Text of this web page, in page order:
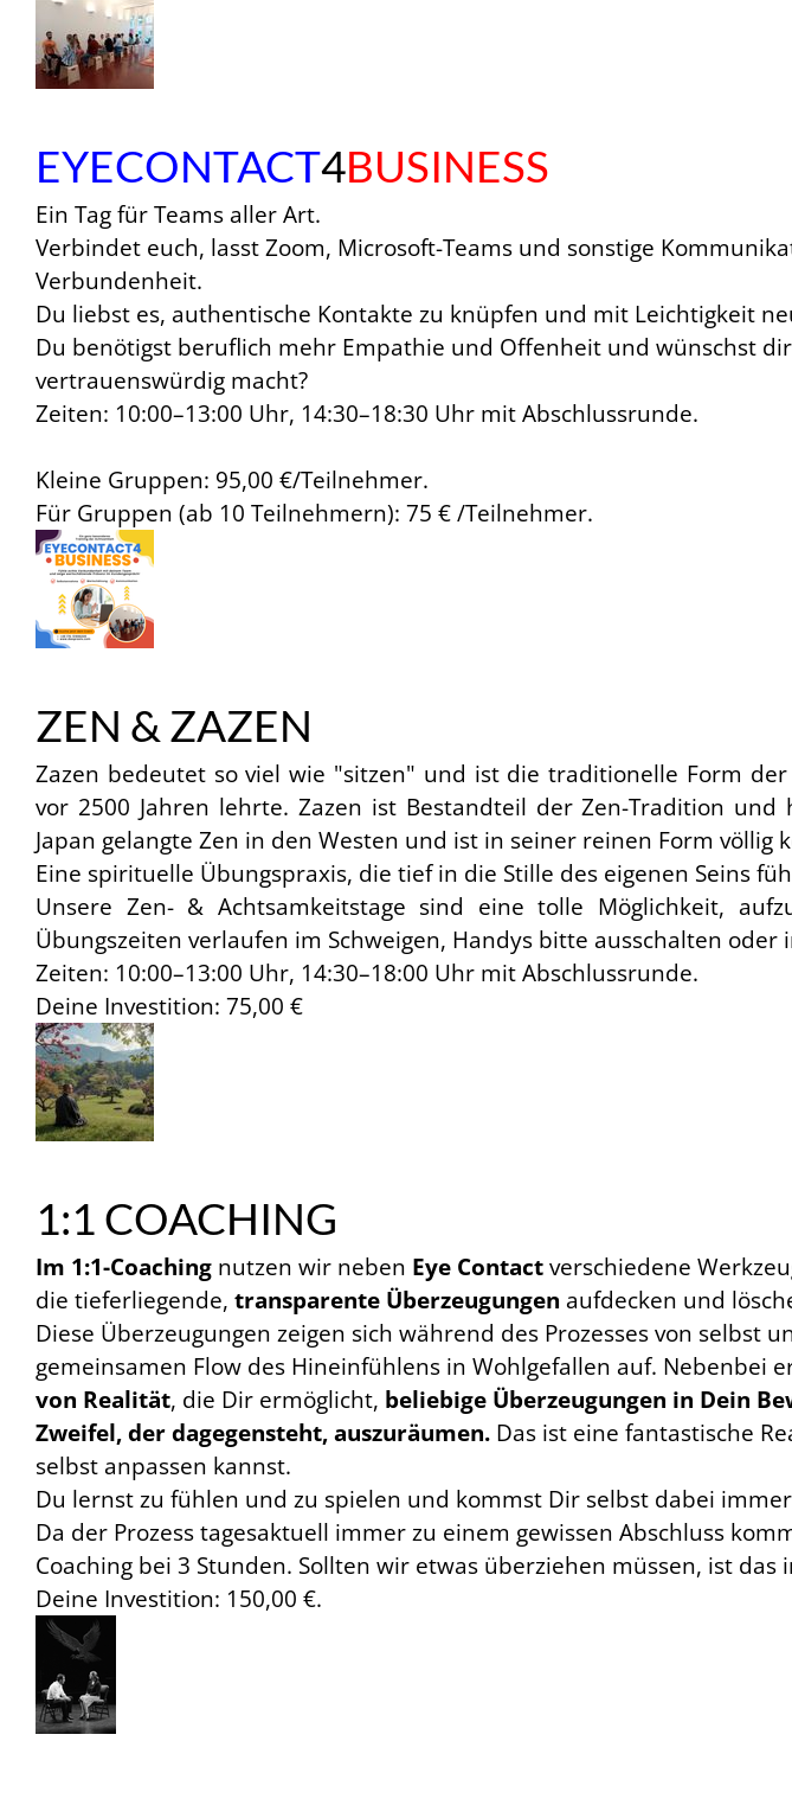
EYECONTACT4BUSINESS
Ein Tag für Teams aller Art.
Verbindet euch, lasst Zoom, Microsoft-Teams und sonstige
Verbundenheit.
Du liebst es, authentische Kontakte zu knüpfen und mit Leichtigkeit
Du benötigst beruflich mehr Empathie und Offenheit und wünschst
vertrauenswürdig macht?
Zeiten: 10:00–13:00 Uhr, 14:30–18:30 Uhr mit Abschlussrunde.
Kleine Gruppen: 95,00 €/Teilnehmer.
Für Gruppen (ab 10 Teilnehmern): 75 € /Teilnehmer.
ZEN & ZAZEN
Zazen bedeutet so viel wie "sitzen" und ist die traditionelle Form
vor 2500 Jahren lehrte. Zazen ist Bestandteil der Zen-Tradition
Japan gelangte Zen in den Westen und ist in seiner reinen Form völlig
Eine spirituelle Übungspraxis, die tief in die Stille des eigenen Seins
Unsere Zen- & Achtsamkeitstage sind eine tolle Möglichkeit,
Übungszeiten verlaufen im Schweigen, Handys bitte ausschalten oder
Zeiten: 10:00–13:00 Uhr, 14:30–18:00 Uhr mit Abschlussrunde.
Deine Investition: 75,00 €
1:1 COACHING
Im 1:1-Coaching nutzen wir neben Eye Contactverschiedene
die tieferliegende, transparente Überzeugungen aufdecken und
Diese Überzeugungen zeigen sich während des Prozesses von selbst
gemeinsamen Flow des Hineinfühlens in Wohlgefallen auf. Nebenbei
von Realität, die Dir ermöglicht, beliebige Überzeugungen in Dein
Zweifel, der dagegensteht, auszuräumen. Das ist eine fantastische
selbst anpassen kannst.
Du lernst zu fühlen und zu spielen und kommst Dir selbst dabei
Da der Prozess tagesaktuell immer zu einem gewissen Abschluss
Coaching bei 3 Stunden. Sollten wir etwas überziehen müssen, ist das
Deine Investition: 150,00 €.